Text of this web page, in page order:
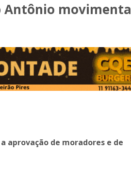
Antônio movimenta
de moradores e de